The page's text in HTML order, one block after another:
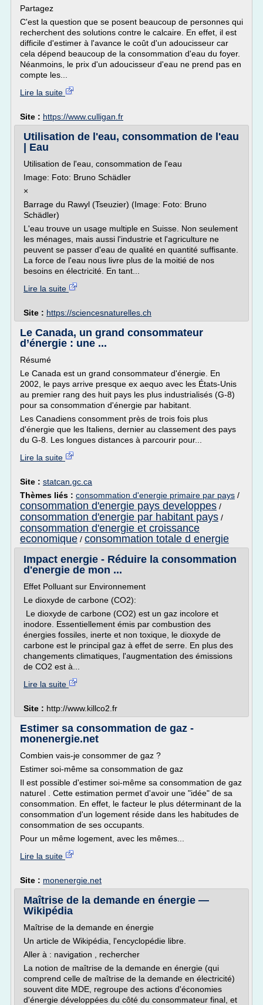
Partagez
C'est la question que se posent beaucoup de personnes qui
recherchent des solutions contre le calcaire. En effet, il est
difficile d'estimer à l'avance le coût d'un adoucisseur car
cela dépend beaucoup de la consommation d'eau du foyer.
Néanmoins, le prix d'un adoucisseur d'eau ne prend pas en
compte les...
Lire la suite
Site : https://www.culligan.fr
Utilisation de l'eau, consommation de l'eau
| Eau
Utilisation de l'eau, consommation de l'eau
Image: Foto: Bruno Schädler
×
Barrage du Rawyl (Tseuzier) (Image: Foto: Bruno
Schädler)
L'eau trouve un usage multiple en Suisse. Non seulement
les ménages, mais aussi l'industrie et l'agriculture ne
peuvent se passer d'eau de qualité en quantité suffisante.
La force de l'eau nous livre plus de la moitié de nos
besoins en électricité. En tant...
Lire la suite
Site : https://sciencesnaturelles.ch
Le Canada, un grand consommateur
d’énergie : une ...
Résumé
Le Canada est un grand consommateur d'énergie. En
2002, le pays arrive presque ex aequo avec les États-Unis
au premier rang des huit pays les plus industrialisés (G-8)
pour sa consommation d'énergie par habitant.
Les Canadiens consomment près de trois fois plus
d'énergie que les Italiens, dernier au classement des pays
du G-8. Les longues distances à parcourir pour...
Lire la suite
Site : statcan.gc.ca
Thèmes liés : consommation d'energie primaire par pays /
consommation d'energie pays developpes /
consommation d'energie par habitant pays /
consommation d'energie et croissance
economique / consommation totale d energie
Impact energie - Réduire la consommation
d'energie de mon ...
Effet Polluant sur Environnement
Le dioxyde de carbone (CO2):
Le dioxyde de carbone (CO2) est un gaz incolore et
inodore. Essentiellement émis par combustion des
énergies fossiles, inerte et non toxique, le dioxyde de
carbone est le principal gaz à effet de serre. En plus des
changements climatiques, l'augmentation des émissions
de CO2 est à...
Lire la suite
Site : http://www.killco2.fr
Estimer sa consommation de gaz -
monenergie.net
Combien vais-je consommer de gaz ?
Estimer soi-même sa consommation de gaz
Il est possible d'estimer soi-même sa consommation de gaz
naturel . Cette estimation permet d'avoir une "idée" de sa
consommation. En effet, le facteur le plus déterminant de la
consommation d'un logement réside dans les habitudes de
consommation de ses occupants.
Pour un même logement, avec les mêmes...
Lire la suite
Site : monenergie.net
Maîtrise de la demande en énergie —
Wikipédia
Maîtrise de la demande en énergie
Un article de Wikipédia, l'encyclopédie libre.
Aller à : navigation , rechercher
La notion de maîtrise de la demande en énergie (qui
comprend celle de maîtrise de la demande en électricité)
souvent dite MDE, regroupe des actions d'économies
d'énergie développées du côté du consommateur final, et